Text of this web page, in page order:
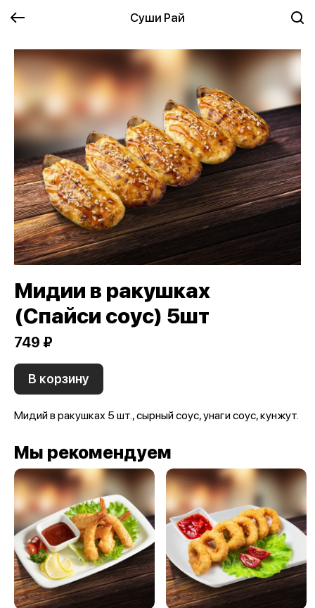
Суши Рай
Мидии в ракушках
(Спайси соус) 5шт
749 ₽
В корзину
Мидий в ракушках 5 шт., сырный соус, унаги соус, кунжут.
Мы рекомендуем